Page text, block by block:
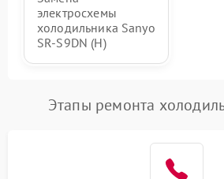
электросхемы
холодильника Sanyo
SR-S9DN (H)
Этапы ремонта